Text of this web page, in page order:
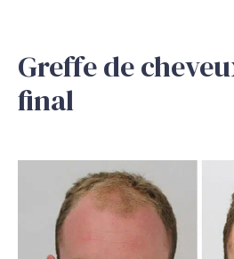
Greffe de
final